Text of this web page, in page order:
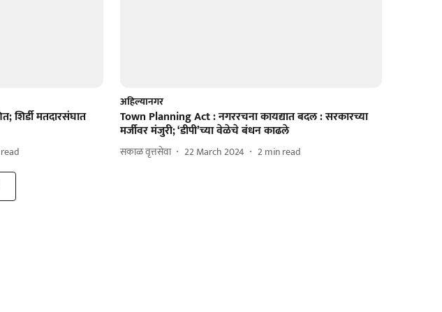
मतदारसंघात
अहिल्यानगर
Town Planning Act : नगररचना कायद्यात बदल : सरकारच्या
मर्जीवर मंजुरी; ‘डीपी’च्या वेळेचे बंधन काढले
सकाळ वृत्तसेवा 22 March 2024 2min read